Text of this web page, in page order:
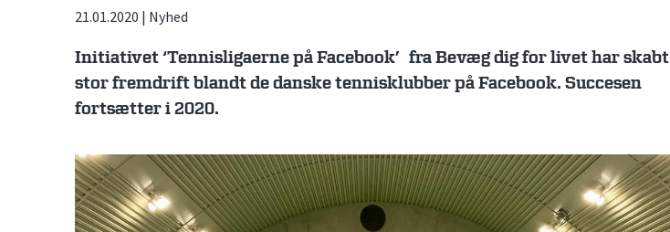
21.01.2020 | Nyhed
Initiativet ‘Tennisligaerne på Facebook’ fra Bevæg dig for livet har skabt
stor fremdrift blandt de danske tennisklubber på Facebook. Succesen
fortsætter i 2020.